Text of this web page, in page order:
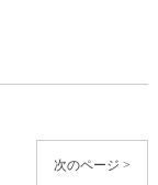
次のページ >